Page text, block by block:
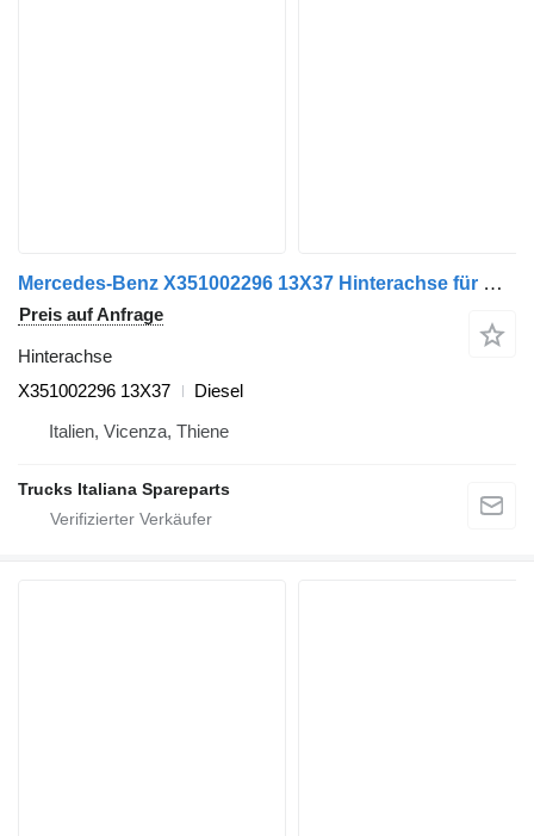
Mercedes-Benz X351002296 13X37 Hinterachse für Mercedes-Benz Actros euro 6 2014>2021 LKW
Preis auf Anfrage
Hinterachse
X351002296 13X37
Diesel
Italien, Vicenza, Thiene
Trucks Italiana Spareparts